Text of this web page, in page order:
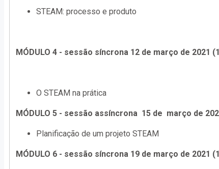
STEAM: processo e produto
MÓDULO 4 - sessão síncrona 12 de março de 2021
O STEAM na prática
MÓDULO 5 - sessão assíncrona 15 de março de
Planificação de um projeto STEAM
MÓDULO 6 - sessão síncrona 19 de março de 2021